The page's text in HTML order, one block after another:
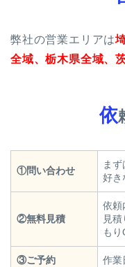
弊社の営業エリアは
全域、栃木県全域、
依
①問い合わせ
ま
好き
②無料見積
依頼
見
もり
③ご予約 作業